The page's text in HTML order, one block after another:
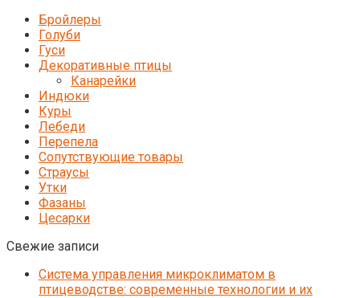
Бройлеры
Голуби
Гуси
Декоративные птицы
Канарейки
Индюки
Куры
Лебеди
Перепела
Сопутствующие товары
Страусы
Утки
Фазаны
Цесарки
Свежие записи
Система управления микроклиматом в
птицеводстве: современные технологии и их